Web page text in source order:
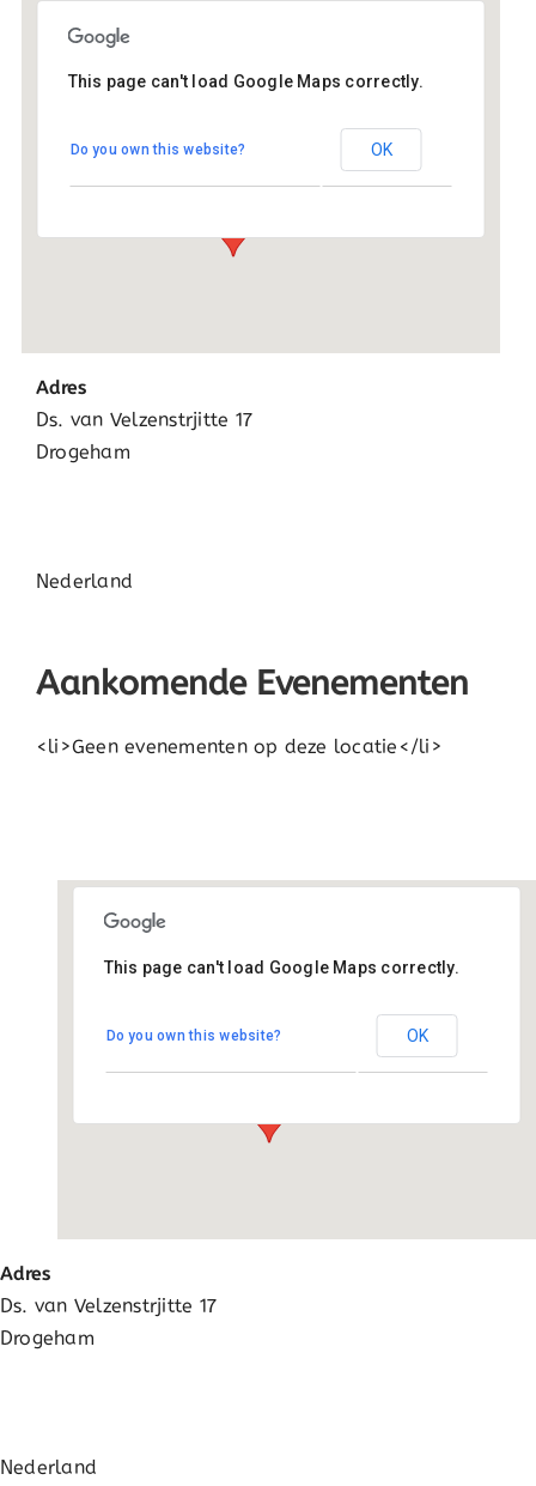
De Tarissing
Ds. van Velzenstrjitte 17 - Drogeham
This page can't load Google Maps correctly.
Do you own this website? OK
Adres
Ds. van Velzenstrjitte 17
Drogeham
Nederland
Aankomende Evenementen
<li>Geen evenementen op deze locatie</li>
De Tarissing
Ds. van Velzenstrjitte 17 - Drogeham
This page can't load Google Maps correctly.
Do you own this website? OK
Adres
Ds. van Velzenstrjitte 17
Drogeham
Nederland